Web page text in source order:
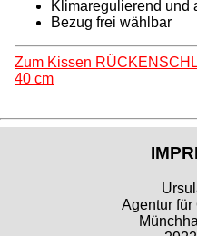
Klimaregulierend und
Bezug frei wählbar
Zum Kissen
40 cm
Agentur